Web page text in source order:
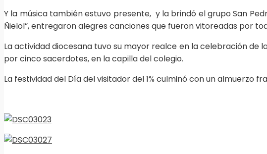
Y la música también estuvo presente, y la brindó el grupo San
Ñielol”, entregaron alegres canciones que fueron vitoreadas por
La actividad diocesana tuvo su mayor realce en la celebración de
por cinco sacerdotes, en la capilla del colegio.
La festividad del Día del visitador del 1% culminó con un almuerzo